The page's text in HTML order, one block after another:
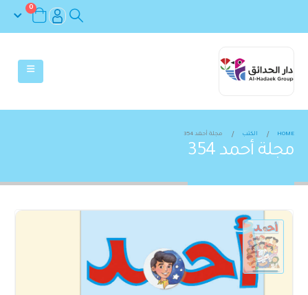
0
HOME الكتب مجلة أحمد 354
مجلة أحمد 354